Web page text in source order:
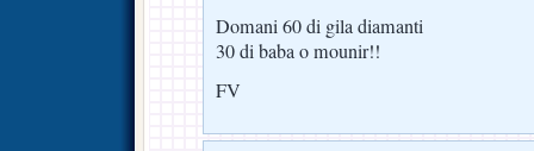
Domani 60 di gila diamanti
30 di baba o mounir!!
FV